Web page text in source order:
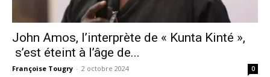
John Amos, l’interprète de « Kunta Kinté »,
s’est éteint à l’âge de...
Françoise Tougry - 2 octobre 2024 0